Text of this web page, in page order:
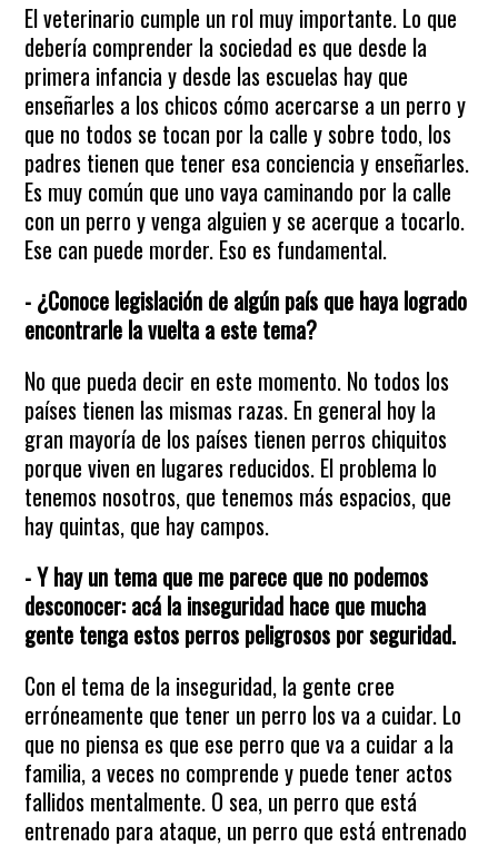
El veterinario cumple un rol muy importante. Lo que
debería comprender la sociedad es que desde la
primera infancia y desde las escuelas hay que
enseñarles a los chicos cómo acercarse a un perro y
que no todos se tocan por la calle y sobre todo, los
padres tienen que tener esa conciencia y enseñarles.
Es muy común que uno vaya caminando por la calle
con un perro y venga alguien y se acerque a tocarlo.
Ese can puede morder. Eso es fundamental.
- ¿Conoce legislación de algún país que haya logrado
encontrarle la vuelta a este tema?
No que pueda decir en este momento. No todos los
países tienen las mismas razas. En general hoy la
gran mayoría de los países tienen perros chiquitos
porque viven en lugares reducidos. El problema lo
tenemos nosotros, que tenemos más espacios, que
hay quintas, que hay campos.
- Y hay un tema que me parece que no podemos
desconocer: acá la inseguridad hace que mucha
gente tenga estos perros peligrosos por seguridad.
Con el tema de la inseguridad, la gente cree
erróneamente que tener un perro los va a cuidar. Lo
que no piensa es que ese perro que va a cuidar a la
familia, a veces no comprende y puede tener actos
fallidos mentalmente. O sea, un perro que está
entrenado para ataque, un perro que está entrenado